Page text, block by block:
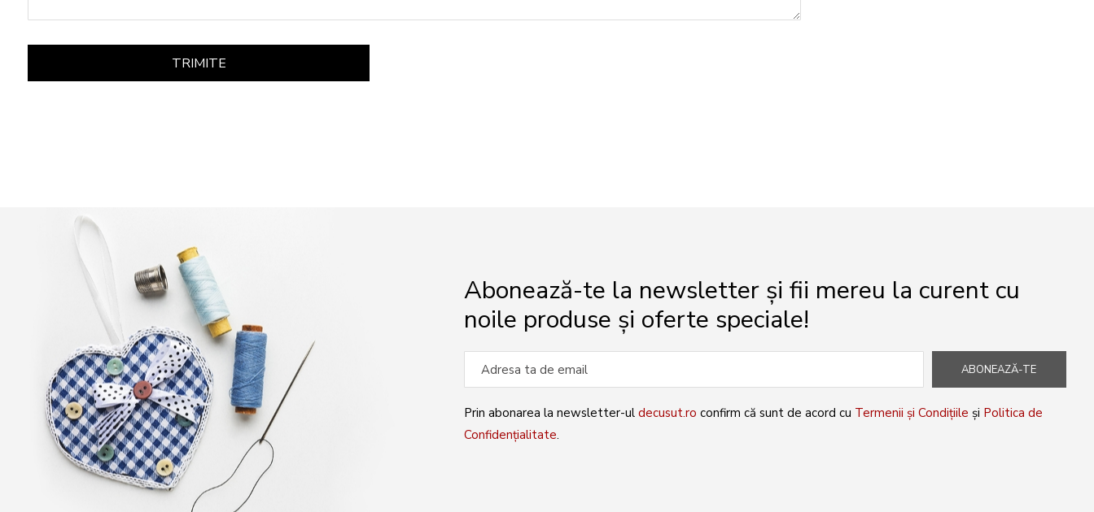
TRIMITE
Abonează-te la newsletter și fii mereu la curent cu
noile produse și oferte speciale!
ABONEAZĂ-TE
Prin abonarea la newsletter-ul decusut.ro confirm că sunt de acord cu Termenii și Condițiile și Politica de
Confidențialitate.